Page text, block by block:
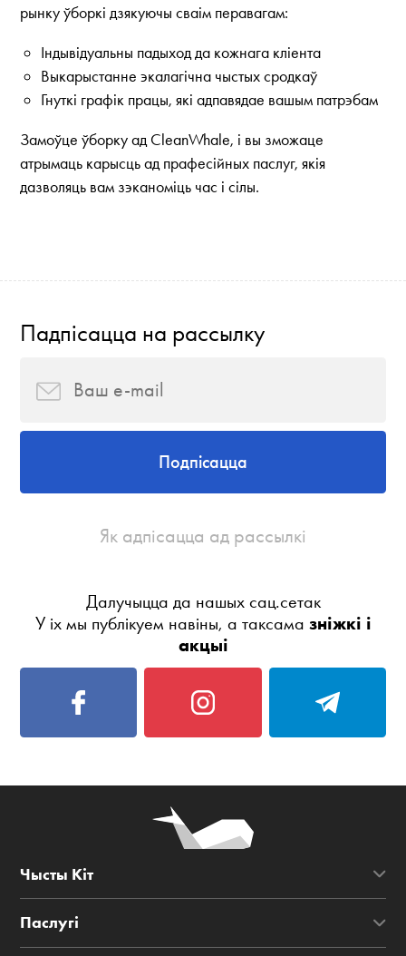
рынку ўборкі дзякуючы сваім перавагам:
Індывідуальны падыход да кожнага кліента
Выкарыстанне экалагічна чыстых сродкаў
Гнуткі графік працы, які адпавядае вашым патрэбам
Замоўце ўборку ад CleanWhale, і вы зможаце
атрымаць карысць ад прафесійных паслуг, якія
дазволяць вам зэканоміць час і сілы.
Падпісацца на рассылку
Подпісацца
Як адпісацца ад рассылкі
Далучыцца да нашых сац.сетак
У іх мы публікуем навіны, а таксама зніжкі і
акцыі
Чысты Кіт
Паслугі